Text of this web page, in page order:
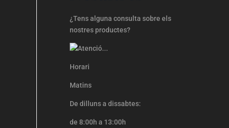
¿Tens alguna consulta sobre els
nostres productes?
Horari
Matins
De dilluns a dissabtes:
de 8:00h a 13:00h